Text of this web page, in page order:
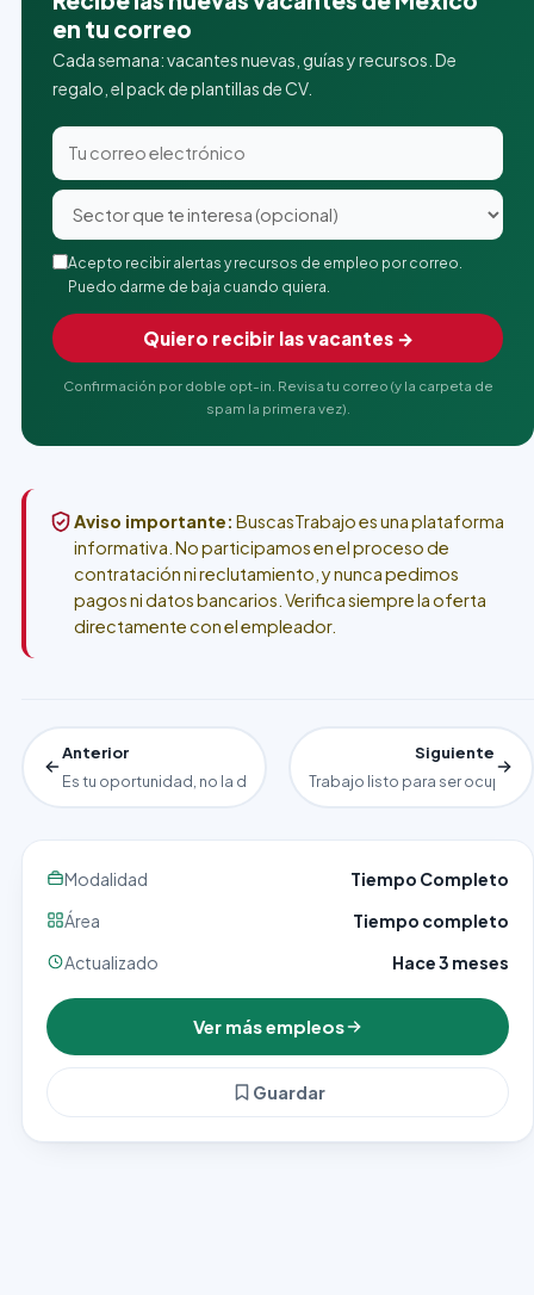
en tu correo
Cada semana: vacantes nuevas, guías y recursos. De
regalo, el pack de plantillas de CV.
Acepto recibir alertas y recursos de empleo por correo.
Puedo darme de baja cuando quiera.
Quiero recibir las vacantes →
Confirmación por doble opt-in. Revisa tu correo (y la carpeta de
spam la primera vez).
Aviso importante: BuscasTrabajo es una plataforma
informativa. No participamos en el proceso de
contratación ni reclutamiento, y nunca pedimos
pagos ni datos bancarios. Verifica siempre la oferta
directamente con el empleador.
Anterior
Es tu oportunidad, no la dejes pasar como empacadores
Siguiente
Trabajo listo para ser
Modalidad
Tiempo Completo
Área
Tiempo completo
Actualizado
Hace 3 meses
Ver más empleos
Guardar